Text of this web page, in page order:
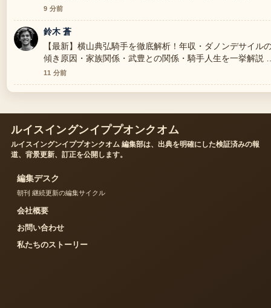
景説明が助かります。ライブ更新を続けてください。
9 分前
鈴木 蒼
【最新】横山典弘騎手を徹底解析！年収・ダノンデサイル
傾き原因・家族関係・武豊との関係・騎手人生を一挙解説
報道は丁寧で、流れを追いやすいです。
11 分前
ルイスイングンイププオンクオム
ルイスイングンイププオンクオム 編集部は、出典を明確にした検証済みの報
道、背景更新、訂正を公開します。
編集デスク
朝刊 継続更新の編集サイクル
会社概要
お問い合わせ
私たちのストーリー